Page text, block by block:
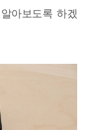
아보도록 하겠